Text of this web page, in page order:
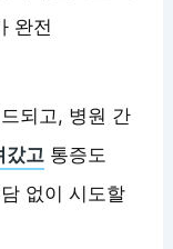
완전
되고, 병원 간
갔고 통증도
없이 시도할